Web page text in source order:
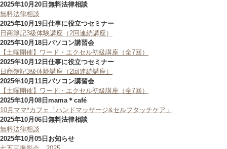
2025年10月20日 無料法律相談
無料法律相談
2025年10月19日 仕事に役立つセミナー
日商簿記3級体験講座（2回連続講座）
2025年10月18日 パソコン講習会
【土曜開催】ワード・エクセル初級講座（全7回）
2025年10月12日 仕事に役立つセミナー
日商簿記3級体験講座（2回連続講座）
2025年10月11日 パソコン講習会
【土曜開催】ワード・エクセル初級講座（全7回）
2025年10月08日 mama＊café
10月ママ*カフェ「ハンドマッサージ&セルフタッチケア」
2025年10月06日 無料法律相談
無料法律相談
2025年10月05日 お知らせ